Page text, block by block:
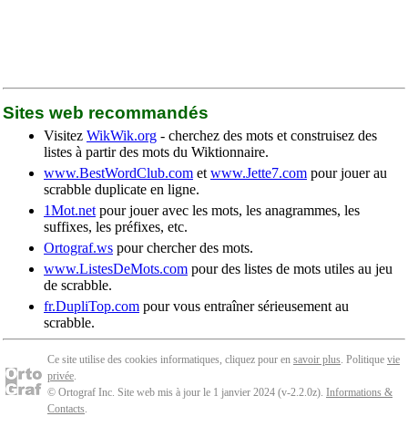
Sites web recommandés
Visitez WikWik.org - cherchez des mots et construisez des
listes à partir des mots du Wiktionnaire.
www.BestWordClub.com et www.Jette7.com pour jouer au
scrabble duplicate en ligne.
1Mot.net pour jouer avec les mots, les anagrammes, les
suffixes, les préfixes, etc.
Ortograf.ws pour chercher des mots.
www.ListesDeMots.com pour des listes de mots utiles au jeu
de scrabble.
fr.DupliTop.com pour vous entraîner sérieusement au
scrabble.
Ce site utilise des cookies informatiques, cliquez pour en savoir plus. Politique vie
privée.
© Ortograf Inc. Site web mis à jour le 1 janvier 2024 (v-2.2.0z). Informations &
Contacts.